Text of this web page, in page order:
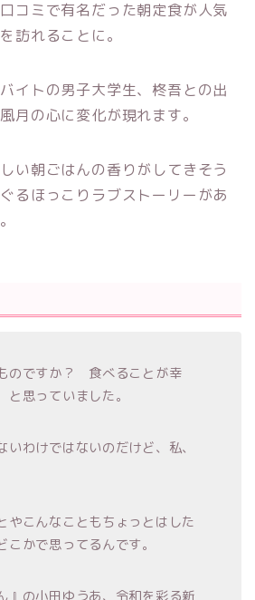
コミで有名だった朝定食が人気
訪れることに。
イトの男子大学生、柊吾との出
月の心に変化が現れます。
い朝ごはんの香りがしてきそう
るほっこりラブストーリーがあ
のですか？ 食べることが幸
思っていました。
いわけではないのだけど、私、
やこんなこともちょっとはした
こかで思ってるんです。